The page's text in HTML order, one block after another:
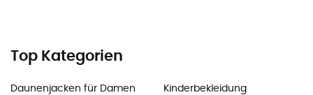
Top Kategorien
Daunenjacken für Damen
Kinderbekleidung